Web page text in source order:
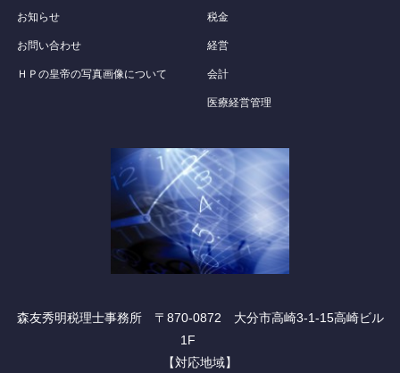
お知らせ
お問い合わせ
ＨＰの皇帝の写真画像について
税金
経営
会計
医療経営管理
森友秀明税理士事務所 〒870-0872 大分市高崎3-1-15高崎ビル
1F
【対応地域】